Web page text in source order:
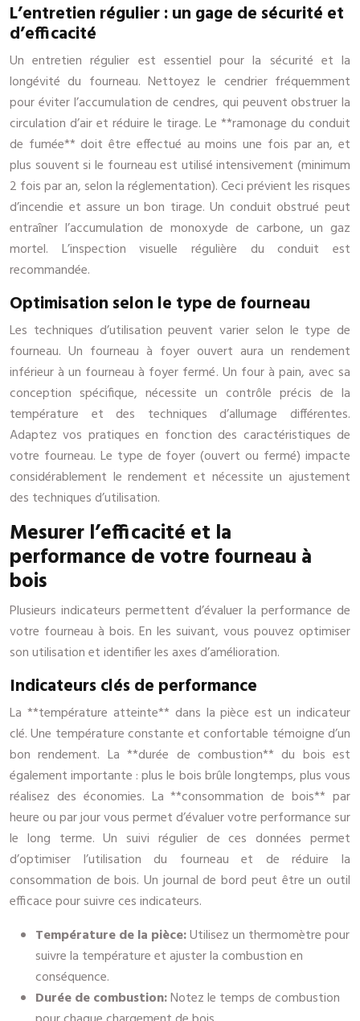
L’entretien régulier : un gage de sécurité et
d’efficacité
Un entretien régulier est essentiel pour la sécurité et la
longévité du fourneau. Nettoyez le cendrier fréquemment
pour éviter l’accumulation de cendres, qui peuvent obstruer la
circulation d’air et réduire le tirage. Le **ramonage du conduit
de fumée** doit être effectué au moins une fois par an, et
plus souvent si le fourneau est utilisé intensivement (minimum
2 fois par an, selon la réglementation). Ceci prévient les risques
d’incendie et assure un bon tirage. Un conduit obstrué peut
entraîner l’accumulation de monoxyde de carbone, un gaz
mortel. L’inspection visuelle régulière du conduit est
recommandée.
Optimisation selon le type de fourneau
Les techniques d’utilisation peuvent varier selon le type de
fourneau. Un fourneau à foyer ouvert aura un rendement
inférieur à un fourneau à foyer fermé. Un four à pain, avec sa
conception spécifique, nécessite un contrôle précis de la
température et des techniques d’allumage différentes.
Adaptez vos pratiques en fonction des caractéristiques de
votre fourneau. Le type de foyer (ouvert ou fermé) impacte
considérablement le rendement et nécessite un ajustement
des techniques d’utilisation.
Mesurer l’efficacité et la
performance de votre fourneau à
bois
Plusieurs indicateurs permettent d’évaluer la performance de
votre fourneau à bois. En les suivant, vous pouvez optimiser
son utilisation et identifier les axes d’amélioration.
Indicateurs clés de performance
La **température atteinte** dans la pièce est un indicateur
clé. Une température constante et confortable témoigne d’un
bon rendement. La **durée de combustion** du bois est
également importante : plus le bois brûle longtemps, plus vous
réalisez des économies. La **consommation de bois** par
heure ou par jour vous permet d’évaluer votre performance sur
le long terme. Un suivi régulier de ces données permet
d’optimiser l’utilisation du fourneau et de réduire la
consommation de bois. Un journal de bord peut être un outil
efficace pour suivre ces indicateurs.
Température de la pièce:Utilisez un thermomètre pour
suivre la température et ajuster la combustion en
conséquence.
Durée de combustion:Notez le temps de combustion